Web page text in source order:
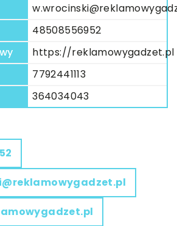
48508556952
https://reklamowygadzet.pl
7792441113
364034043